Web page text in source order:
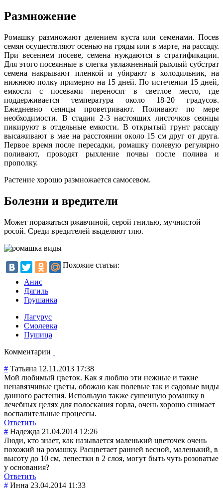
Размножение
Ромашку размножают делением куста или семенами. Посев
семян осуществляют осенью на гряды или в марте, на рассаду.
При весеннем посеве, семена нуждаются в стратификации.
Для этого посеянные в слегка увлажненный рыхлый субстрат
семена накрывают пленкой и убирают в холодильник, на
нижнюю полку примерно на 15 дней. По истечении 15 дней,
емкости с посевами переносят в светлое место, где
поддерживается температура около 18-20 градусов.
Ежедневно сеянцы проветривают. Поливают по мере
необходимости. В стадии 2-3 настоящих листочков сеянцы
пикируют в отдельные емкости. В открытый грунт рассаду
высаживают в мае на расстоянии около 15 см друг от друга.
Первое время после пересадки, ромашку полевую регулярно
поливают, проводят рыхление почвы после полива и
прополку.
Растение хорошо размножается самосевом.
Болезни и вредители
Может поражаться ржавчиной, серой гнилью, мучнистой
росой. Среди вредителей выделяют тлю.
Похожие статьи:
Анис
Дягиль
Грушанка
Лагурус
Смолевка
Пушица
Комментарии
# Татьяна 12.11.2013 17:38
Мой любимый цветок. Как я люблю эти нежные и такие
ненавязчивые цветы, обожаю как полевые так и садовые виды
данного растения. Использую также сушенную ромашку в
лечебных целях для полоскания горла, очень хорошо снимает
воспалительные процессы.
Ответить
# Надежда 21.04.2014 12:26
Люди, кто знает, как называется маленький цветочек очень
похожий на ромашку. Расцветает ранней весной, маленький, в
высоту до 10 см, лепестки в 2 слоя, могут быть чуть розоватые
у основания?
Ответить
# Инна 23.04.2014 11:33